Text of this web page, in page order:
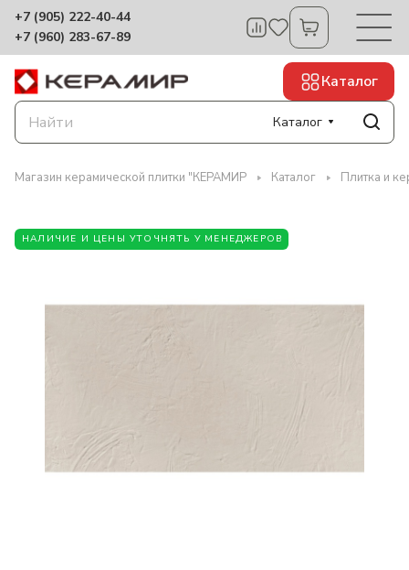
+7 (905) 222-40-44
+7 (960) 283-67-89
Каталог
Каталог
Магазин керамической плитки "КЕРАМИР Каталог Плитка и
НАЛИЧИЕ И ЦЕНЫ УТОЧНЯТЬ У МЕНЕДЖЕРОВ